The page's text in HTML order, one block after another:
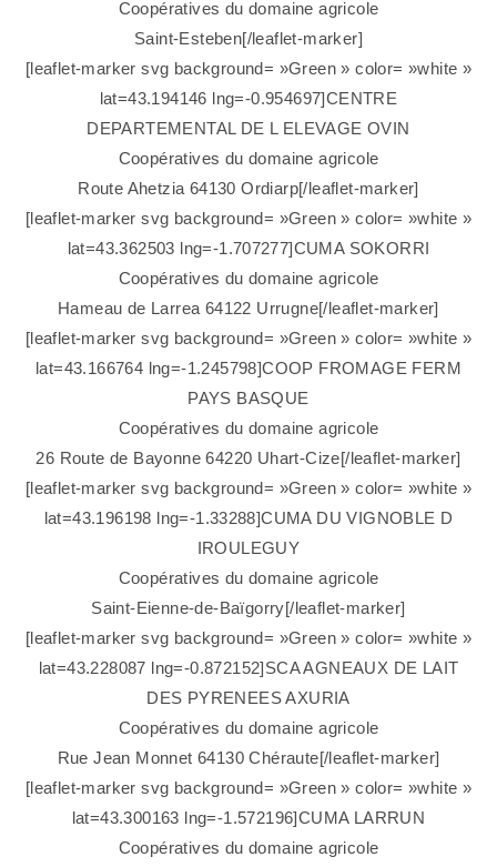
Coopératives du domaine agricole
Saint-Esteben[/leaflet-marker]
[leaflet-marker svg background= »Green » color= »white »
lat=43.194146 lng=-0.954697]CENTRE
DEPARTEMENTAL DE L ELEVAGE OVIN
Coopératives du domaine agricole
Route Ahetzia 64130 Ordiarp[/leaflet-marker]
[leaflet-marker svg background= »Green » color= »white »
lat=43.362503 lng=-1.707277]CUMA SOKORRI
Coopératives du domaine agricole
Hameau de Larrea 64122 Urrugne[/leaflet-marker]
[leaflet-marker svg background= »Green » color= »white »
lat=43.166764 lng=-1.245798]COOP FROMAGE FERM
PAYS BASQUE
Coopératives du domaine agricole
26 Route de Bayonne 64220 Uhart-Cize[/leaflet-marker]
[leaflet-marker svg background= »Green » color= »white »
lat=43.196198 lng=-1.33288]CUMA DU VIGNOBLE D
IROULEGUY
Coopératives du domaine agricole
Saint-Eienne-de-Baïgorry[/leaflet-marker]
[leaflet-marker svg background= »Green » color= »white »
lat=43.228087 lng=-0.872152]SCA AGNEAUX DE LAIT
DES PYRENEES AXURIA
Coopératives du domaine agricole
Rue Jean Monnet 64130 Chéraute[/leaflet-marker]
[leaflet-marker svg background= »Green » color= »white »
lat=43.300163 lng=-1.572196]CUMA LARRUN
Coopératives du domaine agricole